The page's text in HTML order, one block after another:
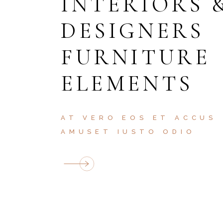
DESIGNERS
FURNITURE
ELEMENTS
AT VERO EOS ET ACCUS
AMUSET IUSTO ODIO